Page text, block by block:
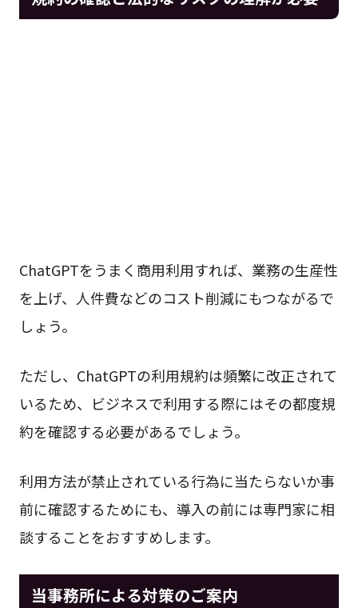
ChatGPTをうまく商用利用すれば、業務の生産性
を上げ、人件費などのコスト削減にもつながるで
しょう。
ただし、ChatGPTの利用規約は頻繁に改正されて
いるため、ビジネスで利用する際にはその都度規
約を確認する必要があるでしょう。
利用方法が禁止されている行為に当たらないか事
前に確認するためにも、導入の前には専門家に相
談することをおすすめします。
当事務所による対策のご案内